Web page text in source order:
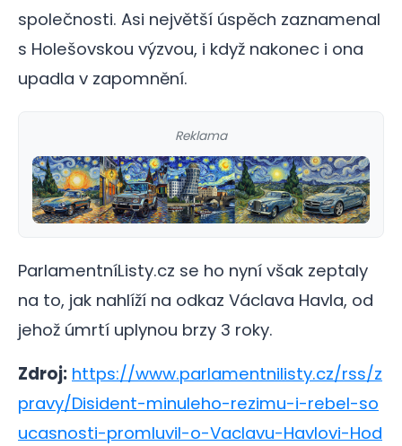
společnosti. Asi největší úspěch zaznamenal
s Holešovskou výzvou, i když nakonec i ona
upadla v zapomnění.
Reklama
ParlamentníListy.cz se ho nyní však zeptaly
na to, jak nahlíží na odkaz Václava Havla, od
jehož úmrtí uplynou brzy 3 roky.
Zdroj: https://www.parlamentnilisty.cz/rss/z
pravy/Disident-minuleho-rezimu-i-rebel-so
ucasnosti-promluvil-o-Vaclavu-Havlovi-Hod